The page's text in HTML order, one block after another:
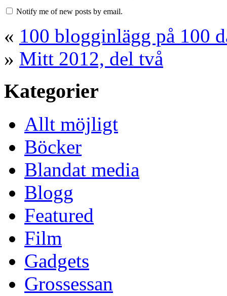
Notify me of new posts by email.
« 100 blogginlägg på 100
» Mitt 2012, del två
Kategorier
Allt möjligt
Böcker
Blandat media
Blogg
Featured
Film
Gadgets
Grossessan